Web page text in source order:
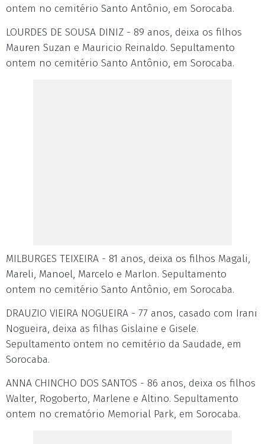
ontem no cemitério Santo Antônio, em Sorocaba.
LOURDES DE SOUSA DINIZ - 89 anos, deixa os filhos
Mauren Suzan e Mauricio Reinaldo. Sepultamento
ontem no cemitério Santo Antônio, em Sorocaba.
MILBURGES TEIXEIRA - 81 anos, deixa os filhos Magali,
Mareli, Manoel, Marcelo e Marlon. Sepultamento
ontem no cemitério Santo Antônio, em Sorocaba.
DRAUZIO VIEIRA NOGUEIRA - 77 anos, casado com Irani
Nogueira, deixa as filhas Gislaine e Gisele.
Sepultamento ontem no cemitério da Saudade, em
Sorocaba.
ANNA CHINCHO DOS SANTOS - 86 anos, deixa os filhos
Walter, Rogoberto, Marlene e Altino. Sepultamento
ontem no crematório Memorial Park, em Sorocaba.